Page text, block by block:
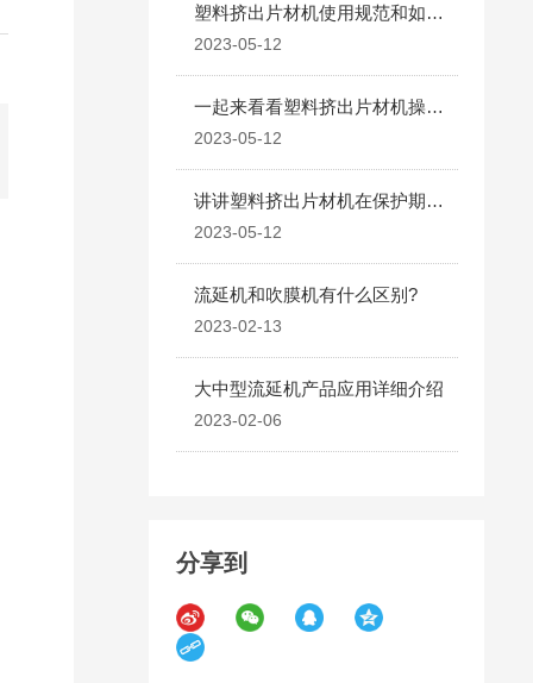
塑料挤出片材机使用规范和如何
使用
2023-05-12
一起来看看塑料挤出片材机操作
点
2023-05-12
讲讲塑料挤出片材机在保护期内
必须注意些什么
2023-05-12
流延机和吹膜机有什么区别?
2023-02-13
大中型流延机产品应用详细介绍
2023-02-06
分享到